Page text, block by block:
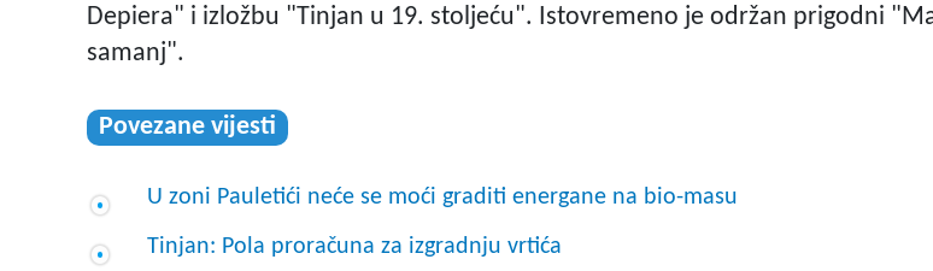
Depiera" i izložbu "Tinjan u 19. stoljeću". Istovremeno je održan prigodni
samanj".
Povezane vijesti
U zoni Pauletići neće se moći graditi energane na bio-masu
Tinjan: Pola proračuna za izgradnju vrtića